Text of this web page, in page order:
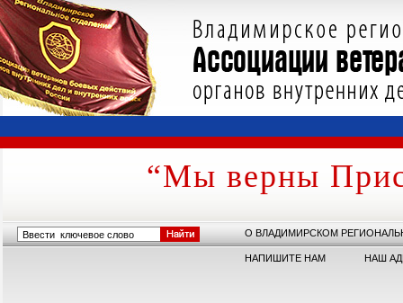
“Мы верны
О ВЛАДИМИРСКОМ
НАПИШИТЕ НАМ НАШ